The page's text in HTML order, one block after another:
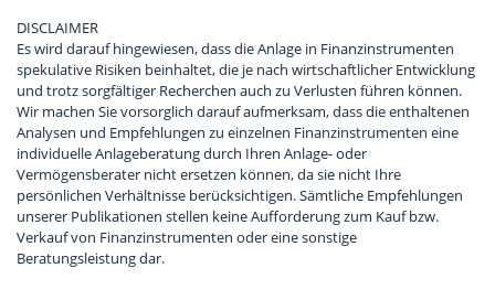
DISCLAIMER
Es wird darauf hingewiesen, dass die Anlage in Finanzinstrumenten
spekulative Risiken beinhaltet, die je nach wirtschaftlicher Entwicklung
und trotz sorgfältiger Recherchen auch zu Verlusten führen können.
Wir machen Sie vorsorglich darauf aufmerksam, dass die enthaltenen
Analysen und Empfehlungen zu einzelnen Finanzinstrumenten eine
individuelle Anlageberatung durch Ihren Anlage- oder
Vermögensberater nicht ersetzen können, da sie nicht Ihre
persönlichen Verhältnisse berücksichtigen. Sämtliche Empfehlungen
unserer Publikationen stellen keine Aufforderung zum Kauf bzw.
Verkauf von Finanzinstrumenten oder eine sonstige
Beratungsleistung dar.